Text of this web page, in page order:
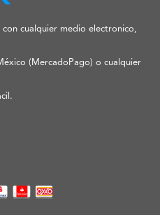
cualquier medio electronico,
(MercadoPago) o cualquier